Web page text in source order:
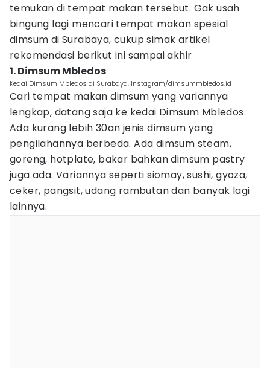
temukan di tempat makan tersebut. Gak usah
bingung lagi mencari tempat makan spesial
dimsum di Surabaya, cukup simak artikel
rekomendasi berikut ini sampai akhir
1. Dimsum Mbledos
Kedai Dimsum Mbledos di Surabaya. Instagram/dimsummbledos.id
Cari tempat makan dimsum yang variannya
lengkap, datang saja ke kedai Dimsum Mbledos.
Ada kurang lebih 30an jenis dimsum yang
pengilahannya berbeda. Ada dimsum steam,
goreng, hotplate, bakar bahkan dimsum pastry
juga ada. Variannya seperti siomay, sushi, gyoza,
ceker, pangsit, udang rambutan dan banyak lagi
lainnya.